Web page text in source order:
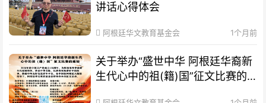
讲话心得体会
阿根廷华文教育基金会 1个月前
关于举办“盛世中华 阿根廷华裔新
生代心中的祖(籍)国”征文比赛的